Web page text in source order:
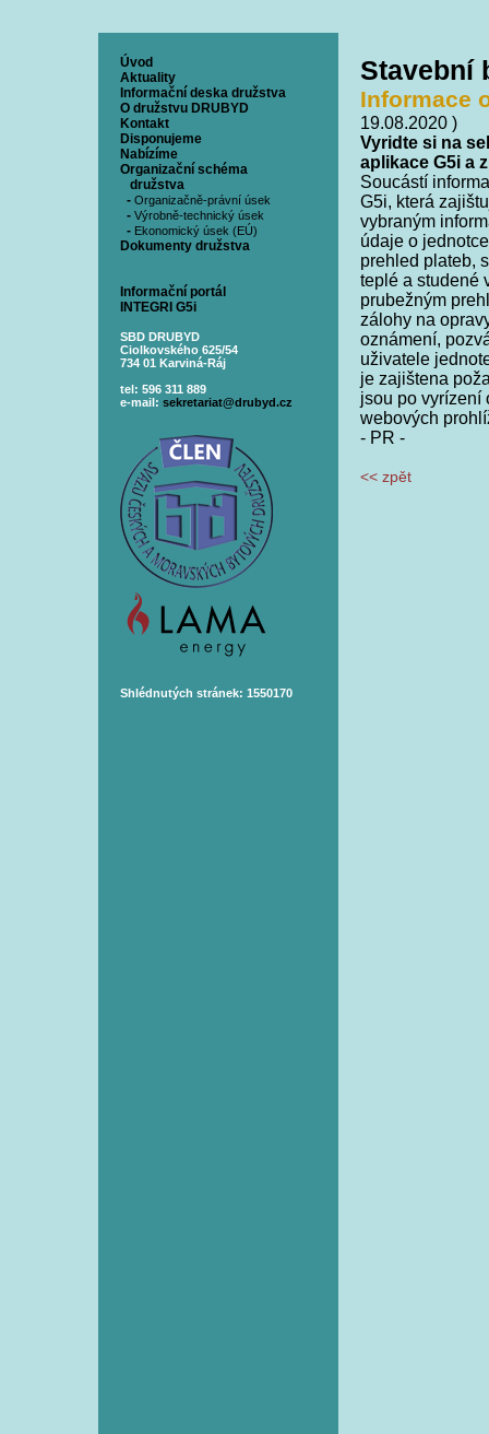
Úvod
Aktuality
Informační deska družstva
O družstvu DRUBYD
Kontakt
Disponujeme
Nabízíme
Organizační schéma
družstva
- Organizačně-právní úsek
- Výrobně-technický úsek
- Ekonomický úsek (EÚ)
Dokumenty družstva
Informační portál
INTEGRI G5i
SBD DRUBYD
Ciolkovského 625/54
734 01 Karviná-Ráj
tel: 596 311 889
e-mail: sekretariat@drubyd.cz
Shlédnutých stránek: 1550170
Stavební
Informace
19.08.2020 )
Vyridte si na
aplikace G5i a
Soucástí
G5i, která
vybraným
údaje o
prehled plateb,
teplé a studené
prubežným
zálohy na
oznámení,
uživatele
je zajištena
jsou po vyrízení
webových
- PR -
<< zpět